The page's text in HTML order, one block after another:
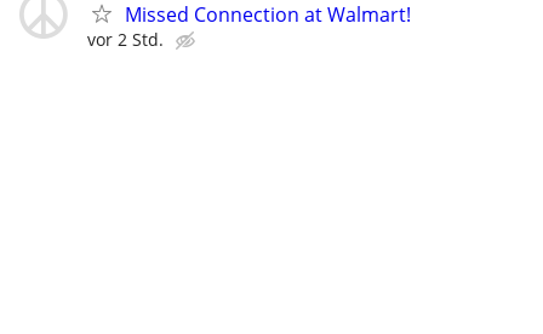
Missed Connection at Walmart!
vor 2 Std.